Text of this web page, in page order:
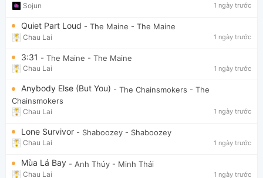
Sojun 1 ngày trước
Quiet Part Loud - The Maine - The Maine
Chau Lai 1 ngày trước
3:31 - The Maine - The Maine
Chau Lai 1 ngày trước
Anybody Else (But You) - The Chainsmokers - The
Chainsmokers
Chau Lai 1 ngày trước
Lone Survivor - Shaboozey - Shaboozey
Chau Lai 1 ngày trước
Mùa Lá Bay - Anh Thúy - Minh Thái
Chau Lai 1 ngày trước